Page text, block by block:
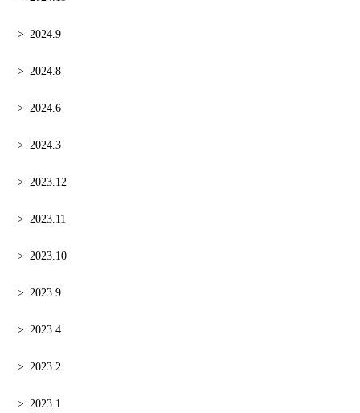
2024.9
2024.8
2024.6
2024.3
2023.12
2023.11
2023.10
2023.9
2023.4
2023.2
2023.1